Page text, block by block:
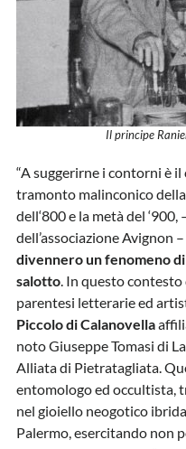
Il principe
“A suggerirne i contorni è
tramonto malinconico
dell‘800 e la metà del
dell’associazione Avignon
divennero un fenomeno
salotto. In questo
parentesi letterarie ed
Piccolo di Calanovella
noto Giuseppe Tomasi di
Alliata di Pietratagliata.
entomologo ed occultista,
nel gioiello neogotico
Palermo, esercitando non